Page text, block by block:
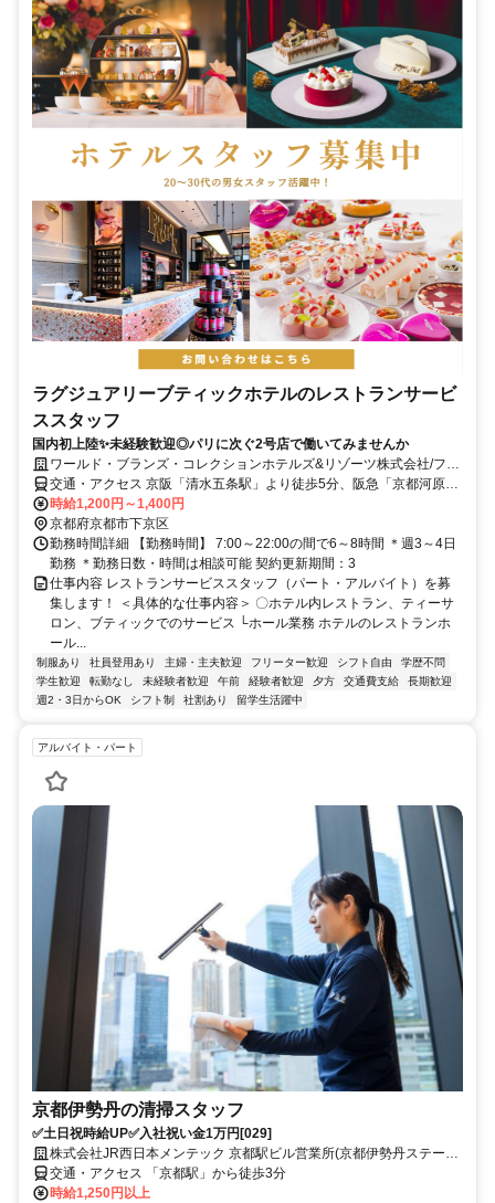
ラグジュアリーブティックホテルのレストランサービ
ススタッフ
国内初上陸✨未経験歓迎◎パリに次ぐ2号店で働いてみませんか
ワールド・ブランズ・コレクションホテルズ&リゾーツ株式会社/フォ
ションホテル京都
交通・アクセス 京阪「清水五条駅」より徒歩5分、阪急「京都河原町
駅」より徒歩8分
時給1,200円～1,400円
京都府京都市下京区
勤務時間詳細 【勤務時間】 7:00～22:00の間で6～8時間 ＊週3～4日
勤務 ＊勤務日数・時間は相談可能 契約更新期間：3
仕事内容 レストランサービススタッフ（パート・アルバイト）を募
集します！ ＜具体的な仕事内容＞ 〇ホテル内レストラン、ティーサ
ロン、ブティックでのサービス └ホール業務 ホテルのレストランホ
ール...
制服あり 社員登用あり 主婦・主夫歓迎 フリーター歓迎 シフト自由
学歴不問
学生歓迎
転勤なし 未経験者歓迎 午前 経験者歓迎 夕方 交通費支給
長期歓迎
週2・3日からOK
シフト制 社割あり 留学生活躍中
アルバイト・パート
京都伊勢丹の清掃スタッフ
✅土日祝時給UP✅入社祝い金1万円[029]
株式会社JR西日本メンテック 京都駅ビル営業所(京都伊勢丹ステーシ
ョン)
交通・アクセス 「京都駅」から徒歩3分
時給1,250円以上